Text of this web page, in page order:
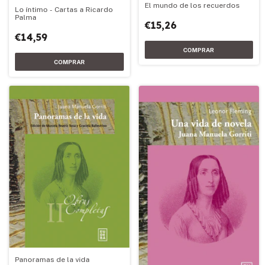
Lo íntimo - Cartas a Ricardo
Palma
€14,59
El mundo de los recuerdos
€15,26
Panoramas de la vida